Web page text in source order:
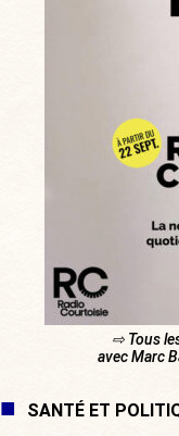
⇨ Tous
avec Marc
SANTÉ ET